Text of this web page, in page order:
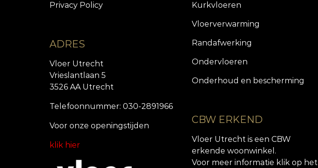
Privacy Policy
ADRES
Vloer Utrecht
Vrieslantlaan 5
3526 AA Utrecht
Telefoonnummer: 030-2891966
Voor onze openingstijden
klik hier
Kurkvloeren
Vloerverwarming
Randafwerking
Ondervloeren
Onderhoud en bescherming
CBW ERKEND
Vloer Utrecht is een CBW
erkende woonwinkel.
Voor meer informatie klik op het